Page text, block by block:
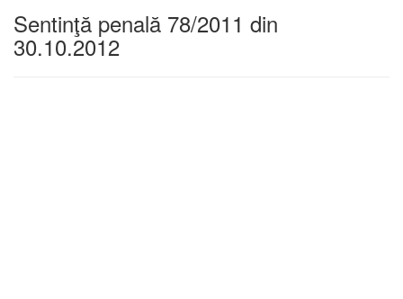
Sentinţă penală 78/2011 din
30.10.2012